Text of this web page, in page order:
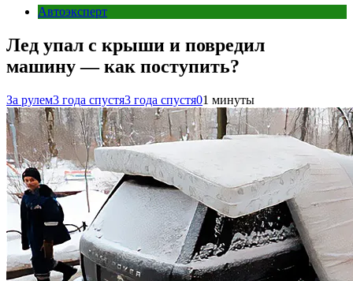
Автоэксперт
Лед упал с крыши и повредил
машину — как поступить?
За рулем3 года спустя3 года спустя01 минуты